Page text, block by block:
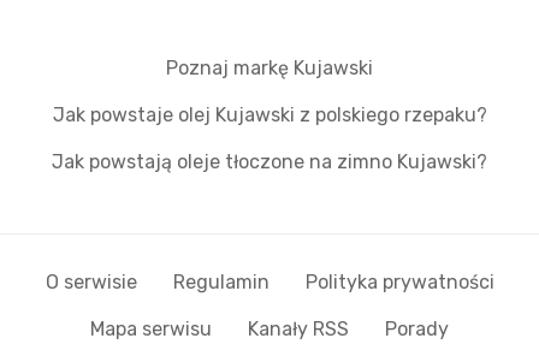
Poznaj markę Kujawski
Jak powstaje olej Kujawski z polskiego rzepaku?
Jak powstają oleje tłoczone na zimno Kujawski?
O serwisie Regulamin Polityka prywatności
Mapa serwisu Kanały RSS Porady